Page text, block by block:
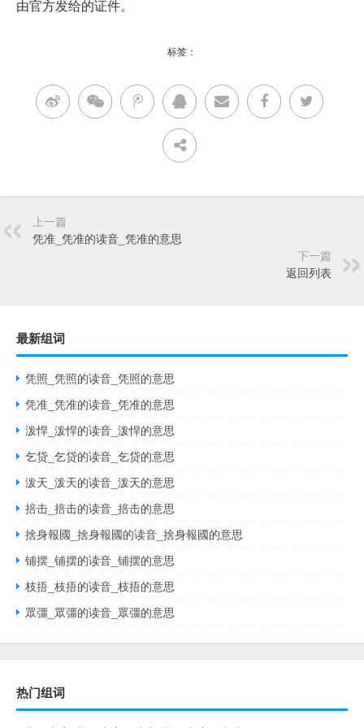
由官方发给的证件。
标签：
上一篇
凭准_凭准的读音_凭准的意思
下一篇
返回列表
最新组词
凭照_凭照的读音_凭照的意思
凭准_凭准的读音_凭准的意思
泼悍_泼悍的读音_泼悍的意思
乞贷_乞贷的读音_乞贷的意思
泼天_泼天的读音_泼天的意思
掊击_掊击的读音_掊击的意思
捨身報國_捨身報國的读音_捨身報國的意思
铺摆_铺摆的读音_铺摆的意思
枝捂_枝捂的读音_枝捂的意思
眾彊_眾彊的读音_眾彊的意思
热门组词